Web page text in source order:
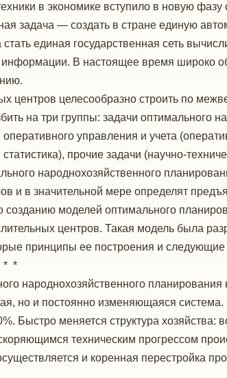
в экономике вступило в новую
задача — со­здать в стране единую
единая государственная сеть
В настоя­щее время широко
центров целесооб­разно строить по
на три группы: задачи оптимального
управления и учета
прочие задачи (научно-
народ­нохозяйственного
и в значительной мере определят
моделей оптимального
центров. Такая модель была
принципы ее построения и
народнохозяй­ственного
но и постоянно изменяющаяся
Быстро ме­няется структура
техническим прогрессом
и коренная перестройка